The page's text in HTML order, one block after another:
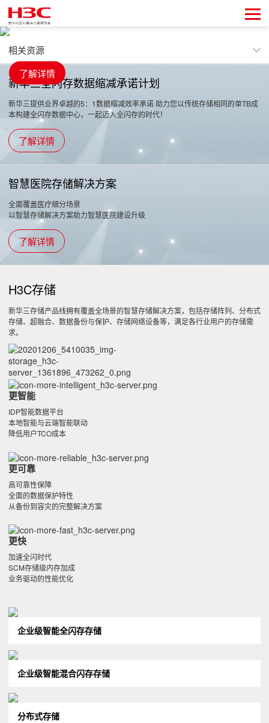
来
新华三AI数据平台解决方案
了解详情
相关资源
热点活动
H3C存储
相关资源
新华三全闪存数据缩减承诺计划
新华三提供业界卓越的5：1数据缩减效率承诺 助力您以传统存储相同的单TB成
本构建全闪存数据中心，一起迈入全闪存的时代！
了解详情
智慧医院存储解决方案
全面覆盖医疗细分场景
以智慧存储解决方案助力智慧医院建设升级
了解详情
H3C存储
新华三存储产品线拥有覆盖全场景的智慧存储解决方案，包括存储阵列、分布式
存储、超融合、数据备份与保护、存储网络设备等，满足各行业用户的存储需
求。
更智能
IDP智能数据平台
本地智能与云端智能联动
降低用户TCO成本
更可靠
高可靠性保障
全面的数据保护特性
从备份到容灾的完整解决方案
更快
加速全闪时代
SCM存储级内存加成
业务驱动的性能优化
企业级智能全闪存存储
企业级智能混合闪存存储
分布式存储